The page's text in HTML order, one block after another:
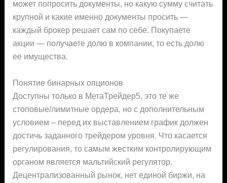
может попросить документы, но какую сумму считать
крупной и какие именно документы просить —
каждый брокер решает сам по себе. Покупаете
акции — получаете долю в компании, то есть долю
ее имущества.
Понятие бинарных опционов
Доступны только в МетаТрейдер5, это те же
стоповые/лимитные ордера, но с дополнительным
условием – перед их выставлением график должен
достичь заданного трейдером уровня. Что касается
регулирования, то самым жестким контролирующим
органом является мальтийский регулятор.
Децентрализованный рынок, нет единой биржи, на